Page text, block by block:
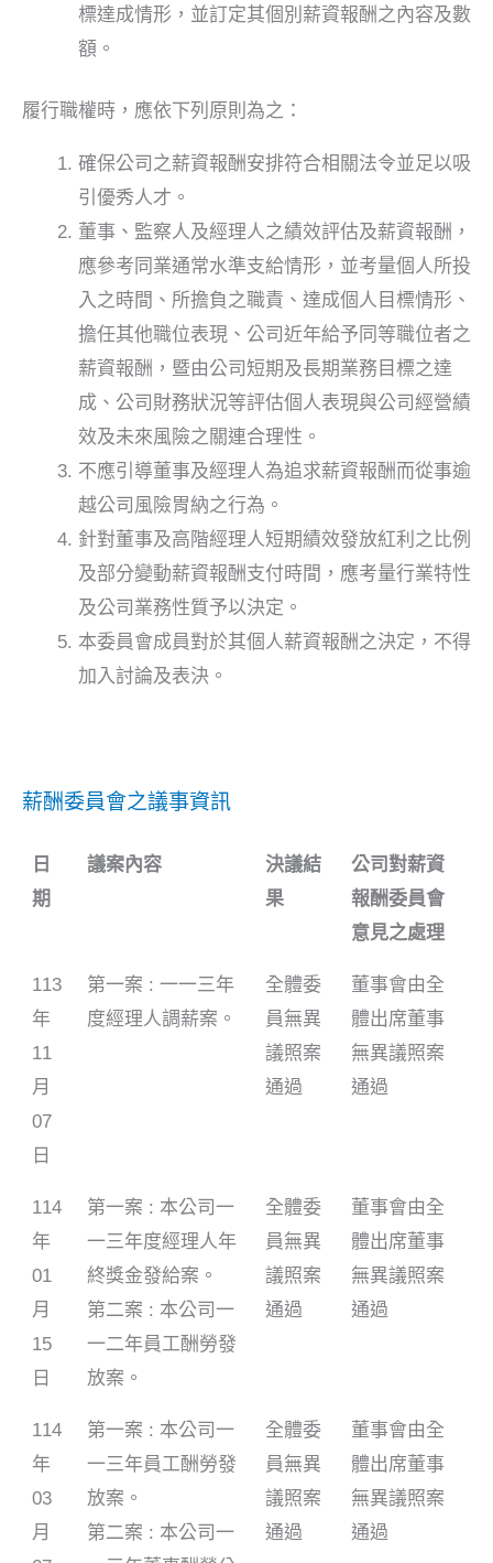
標達成情形，並訂定其個別薪資報酬之內容及數
額。
履行職權時，應依下列原則為之：
確保公司之薪資報酬安排符合相關法令並足以吸
引優秀人才。
董事、監察人及經理人之績效評估及薪資報酬，
應參考同業通常水準支給情形，並考量個人所投
入之時間、所擔負之職責、達成個人目標情形、
擔任其他職位表現、公司近年給予同等職位者之
薪資報酬，暨由公司短期及長期業務目標之達
成、公司財務狀況等評估個人表現與公司經營績
效及未來風險之關連合理性。
不應引導董事及經理人為追求薪資報酬而從事逾
越公司風險胃納之行為。
針對董事及高階經理人短期績效發放紅利之比例
及部分變動薪資報酬支付時間，應考量行業特性
及公司業務性質予以決定。
本委員會成員對於其個人薪資報酬之決定，不得
加入討論及表決。
薪酬委員會之議事資訊
日
期
議案內容
決議結
果
公司對薪資
報酬委員會
意見之處理
113
年
11
月
07
日
第一案 : 一一三年
度經理人調薪案。
全體委
員無異
議照案
通過
董事會由全
體出席董事
無異議照案
通過
114
年
01
月
15
日
第一案 : 本公司一
一三年度經理人年
終獎金發給案。
第二案 : 本公司一
一二年員工酬勞發
放案。
全體委
員無異
議照案
通過
董事會由全
體出席董事
無異議照案
通過
114
年
03
月
第一案 : 本公司一
一三年員工酬勞發
放案。
第二案 : 本公司一
全體委
員無異
議照案
通過
董事會由全
體出席董事
無異議照案
通過